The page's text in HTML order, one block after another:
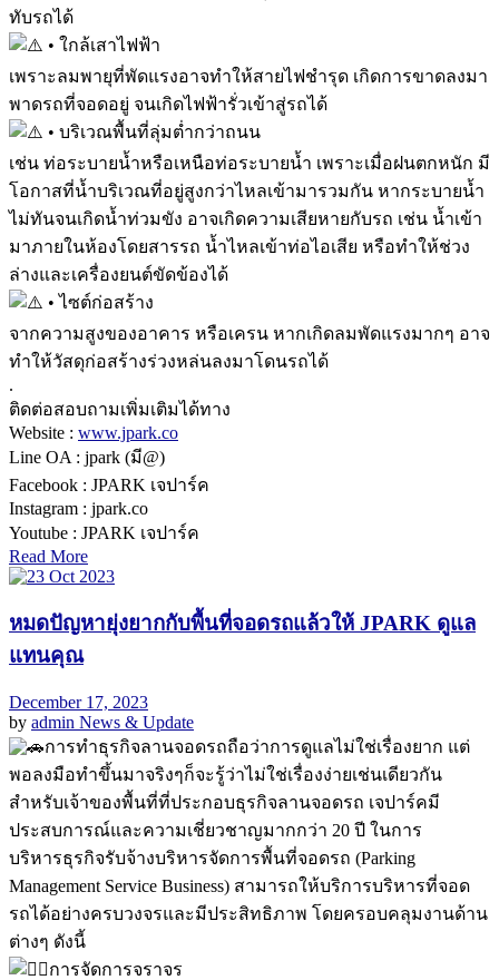
ทับรถได้
• ใกล้เสาไฟฟ้า
เพราะลมพายุที่พัดแรงอาจทำให้สายไฟชำรุด เกิดการขาดลงมา
พาดรถที่จอดอยู่ จนเกิดไฟฟ้ารั่วเข้าสู่รถได้
• บริเวณพื้นที่ลุ่มต่ำกว่าถนน
เช่น ท่อระบายน้ำหรือเหนือท่อระบายน้ำ เพราะเมื่อฝนตกหนัก มี
โอกาสที่น้ำบริเวณที่อยู่สูงกว่าไหลเข้ามารวมกัน หากระบายน้ำ
ไม่ทันจนเกิดน้ำท่วมขัง อาจเกิดความเสียหายกับรถ เช่น น้ำเข้า
มาภายในห้องโดยสารรถ น้ำไหลเข้าท่อไอเสีย หรือทำให้ช่วง
ล่างและเครื่องยนต์ขัดข้องได้
• ไซต์ก่อสร้าง
จากความสูงของอาคาร หรือเครน หากเกิดลมพัดแรงมากๆ อาจ
ทำให้วัสดุก่อสร้างร่วงหล่นลงมาโดนรถได้
.
ติดต่อสอบถามเพิ่มเติมได้ทาง
Website : www.jpark.co
Line OA : jpark (มี@)
Facebook : JPARK เจปาร์ค
Instagram : jpark.co
Youtube : JPARK เจปาร์ค
Read More
หมดปัญหายุ่งยากกับพื้นที่จอดรถแล้วให้ JPARK ดูแล
แทนคุณ
December 17, 2023
by admin News & Update
การทำธุรกิจลานจอดรถถือว่าการดูแลไม่ใช่เรื่องยาก แต่
พอลงมือทำขึ้นมาจริงๆก็จะรู้ว่าไม่ใช่เรื่องง่ายเช่นเดียวกัน
สำหรับเจ้าของพื้นที่ที่ประกอบธุรกิจลานจอดรถ เจปาร์คมี
ประสบการณ์และความเชี่ยวชาญมากกว่า 20 ปี ในการ
บริหารธุรกิจรับจ้างบริหารจัดการพื้นที่จอดรถ (Parking
Management Service Business) สามารถให้บริการบริหารที่จอด
รถได้อย่างครบวงจรและมีประสิทธิภาพ โดยครอบคลุมงานด้าน
ต่างๆ ดังนี้
การจัดการจราจร